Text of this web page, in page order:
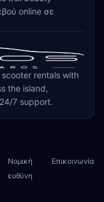
online σε
scooter rentals with
the island,
7 support.
Νομική
ευθύνη
Επικοινωνία